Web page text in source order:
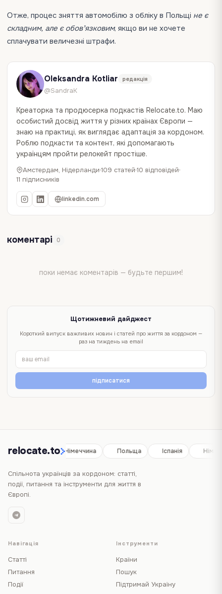
Отже, процес зняття автомобілю з обліку в Польщі не є
складним, але є обовʼязковим, якщо ви не хочете
сплачувати величезні штрафи.
Oleksandra Kotliar редакція
@SandraK
Креаторка та продюсерка подкастів Relocate.to. Маю
особистий досвід життя у різних країнах Європи —
знаю на практиці, як виглядає адаптація за кордоном.
Роблю подкасти та контент, які допомагають
українцям пройти релокейт простіше.
Амстердам, Нідерланди 109 статей 10 відповідей
11 підписників
linkedin.com
коментарі 0
поки немає коментарів — будьте першим!
Щотижневий дайджест
Короткий випуск важливих новин і статей про життя за кордоном —
раз на тиждень на email
підписатися
relocate.to
Іспанія Німеччина Польща Іспанія
Спільнота українців за кордоном: статті,
події, питання та інструменти для життя в
Європі.
Навігація
Статті
Питання
Події
Інструменти
Країни
Пошук
Підтримай Україну